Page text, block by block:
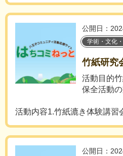
公開日：
学術・文化
竹紙研究
活動目的
保全活動
活動内容1.竹紙漉き体験講習
公開日：